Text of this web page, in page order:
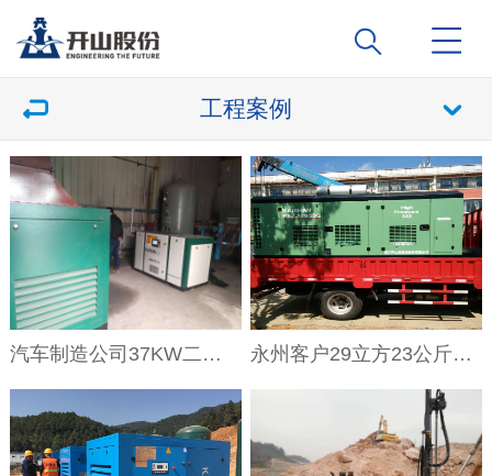
工程案例
汽车制造公司37KW二级压缩永磁变频空压机节能项目 永州客户29立方23公斤水井专用空压机装车